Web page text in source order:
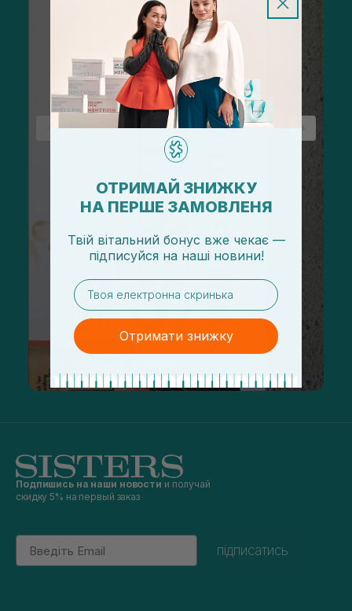
Подпишись на наши новости и получай
скидку 5% на первый заказ
Email
підписатись
ОТРИМАЙ ЗНИЖКУ
НА ПЕРШЕ ЗАМОВЛЕНЯ
Твій вітальний бонус вже чекає —
підписуйся на наші новини!
email
Отримати знижку